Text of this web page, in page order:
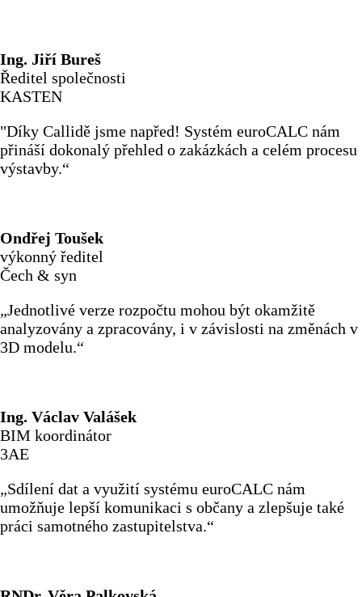
Ing. Jiří Bureš
Ředitel společnosti
KASTEN
"Díky Callidě jsme napřed! Systém euroCALC nám
přináší dokonalý přehled o zakázkách a celém procesu
výstavby.“
Ondřej Toušek
výkonný ředitel
Čech & syn
„Jednotlivé verze rozpočtu mohou být okamžitě
analyzovány a zpracovány, i v závislosti na změnách v
3D modelu.“
Ing. Václav Valášek
BIM koordinátor
3AE
„Sdílení dat a využití systému euroCALC nám
umožňuje lepší komunikaci s občany a zlepšuje také
práci samotného zastupitelstva.“